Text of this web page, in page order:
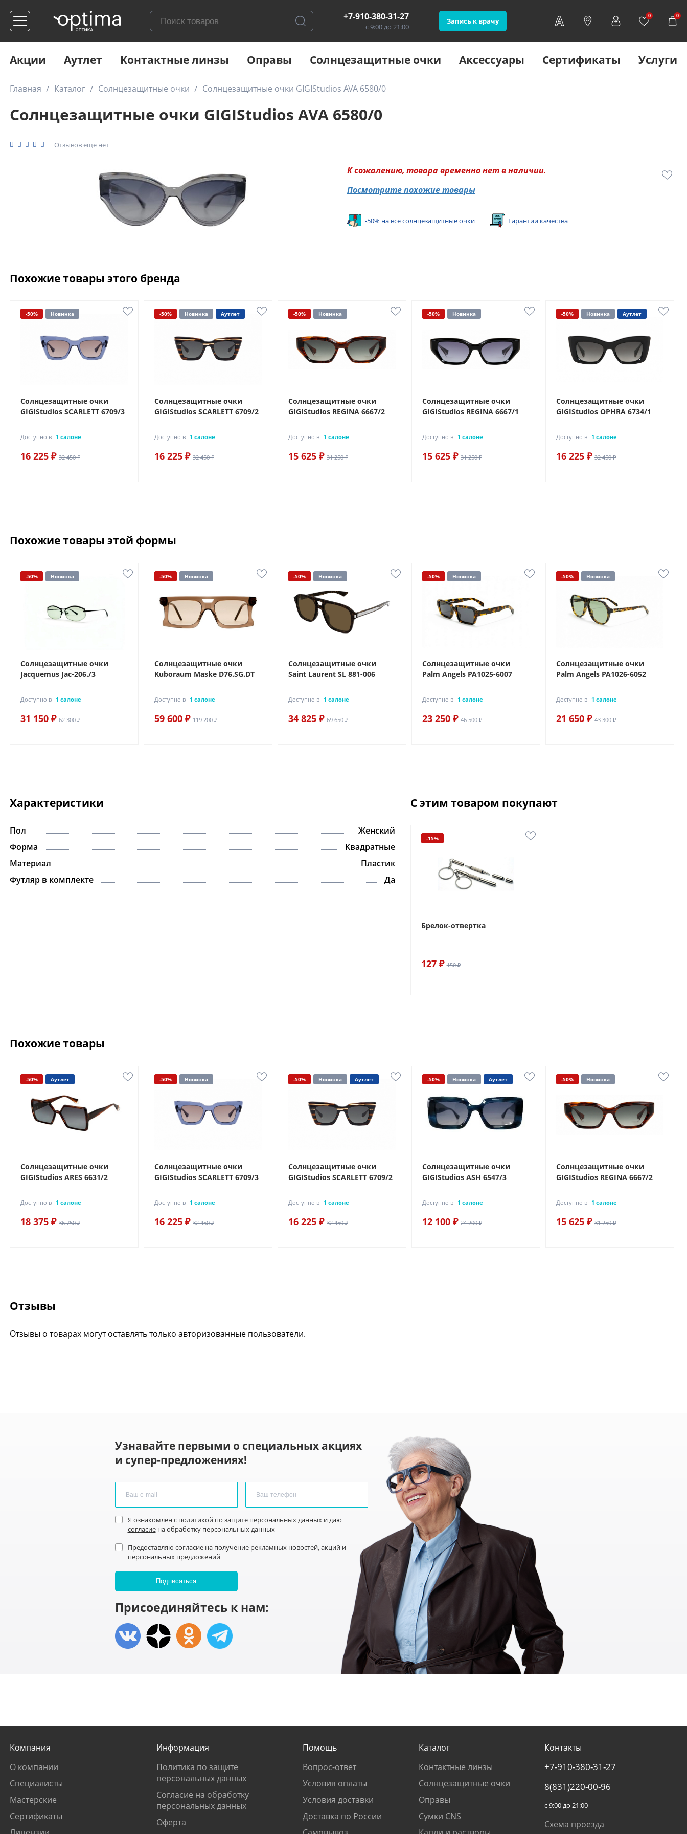
+7-910-380-31-27
с 9:00 до 21:00
Запись к врачу
0 0
Акции Аутлет Контактные линзы Оправы Солнцезащитные очки Аксессуары Сертификаты Услуги
Главная Каталог Солнцезащитные очки Солнцезащитные очки GIGIStudios AVA 6580/0
Солнцезащитные очки GIGIStudios AVA 6580/0
Отзывов еще нет
К сожалению, товара временно нет в наличии.
Посмотрите похожие товары
-50% на все солнцезащитные очки Гарантии качества
Похожие товары этого бренда
-50% Новинка
Солнцезащитные очки
GIGIStudios SCARLETT 6709/3
Доступно в 1 салоне
16 225 ₽ 32 450 ₽
-50% Новинка Аутлет
Солнцезащитные очки
GIGIStudios SCARLETT 6709/2
Доступно в 1 салоне
16 225 ₽ 32 450 ₽
-50% Новинка
Солнцезащитные очки
GIGIStudios REGINA 6667/2
Доступно в 1 салоне
15 625 ₽ 31 250 ₽
-50% Новинка
Солнцезащитные очки
GIGIStudios REGINA 6667/1
Доступно в 1 салоне
15 625 ₽ 31 250 ₽
-50% Новинка Аутлет
Солнцезащитные очки
GIGIStudios OPHRA 6734/1
Доступно в 1 салоне
16 225 ₽ 32 450 ₽
Похожие товары этой формы
-50% Новинка
Солнцезащитные очки
Jacquemus Jac-206./3
Доступно в 1 салоне
31 150 ₽ 62 300 ₽
-50% Новинка
Солнцезащитные очки
Kuboraum Maske D76.SG.DT
Доступно в 1 салоне
59 600 ₽ 119 200 ₽
-50% Новинка
Солнцезащитные очки
Saint Laurent SL 881-006
Доступно в 1 салоне
34 825 ₽ 69 650 ₽
-50% Новинка
Солнцезащитные очки
Palm Angels PA1025-6007
Доступно в 1 салоне
23 250 ₽ 46 500 ₽
-50% Новинка
Солнцезащитные очки
Palm Angels PA1026-6052
Доступно в 1 салоне
21 650 ₽ 43 300 ₽
Характеристики
Пол
Женский
Форма
Квадратные
Материал
Пластик
Футляр в комплекте
Да
С этим товаром покупают
-15%
Брелок-отвертка
127 ₽ 150 ₽
Похожие товары
-50% Аутлет
Солнцезащитные очки
GIGIStudios ARES 6631/2
Доступно в 1 салоне
18 375 ₽ 36 750 ₽
-50% Новинка
Солнцезащитные очки
GIGIStudios SCARLETT 6709/3
Доступно в 1 салоне
16 225 ₽ 32 450 ₽
-50% Новинка Аутлет
Солнцезащитные очки
GIGIStudios SCARLETT 6709/2
Доступно в 1 салоне
16 225 ₽ 32 450 ₽
-50% Новинка Аутлет
Солнцезащитные очки
GIGIStudios ASH 6547/3
Доступно в 1 салоне
12 100 ₽ 24 200 ₽
-50% Новинка
Солнцезащитные очки
GIGIStudios REGINA 6667/2
Доступно в 1 салоне
15 625 ₽ 31 250 ₽
Отзывы
Отзывы о товарах могут оставлять только авторизованные пользователи.
Узнавайте первыми о специальных акциях
и супер-предложениях!
Я ознакомлен с политикой по защите персональных данныхидаю
согласиена обработку персональных данных
Предоставляю согласие на получение рекламных новостей, акций и
персональных предложений
Присоединяйтесь к нам:
Компания
О компании
Специалисты
Мастерские
Сертификаты
Информация
Политика по защите
персональных данных
Согласие на обработку
персональных данных
Оферта
Помощь
Вопрос-ответ
Условия оплаты
Условия доставки
Доставка по России
Каталог
Контактные линзы
Солнцезащитные очки
Оправы
Сумки CNS
Контакты
+7-910-380-31-27
8(831)220-00-96
с 9:00 до 21:00
Схема проезда